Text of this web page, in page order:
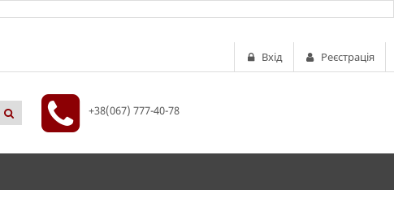
Вхід Реєстрація
+38(067) 777-40-78